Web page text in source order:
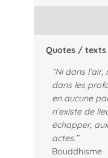
Quotes /
“Ni dans
dans les
en aucune
n’existe de
échapper,
actes.”
Bouddhisme